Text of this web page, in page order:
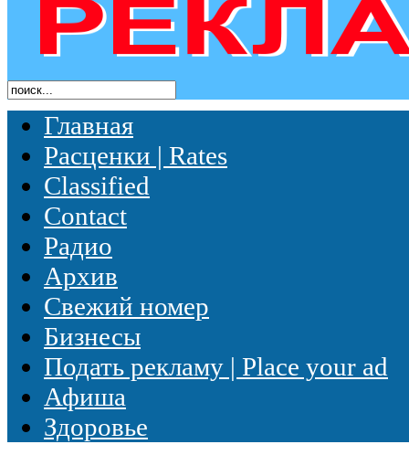
Главная
Расценки | Rates
Classified
Contact
Радио
Архив
Свежий номер
Бизнесы
Подать рекламу | Place your ad
Афиша
Здоровье